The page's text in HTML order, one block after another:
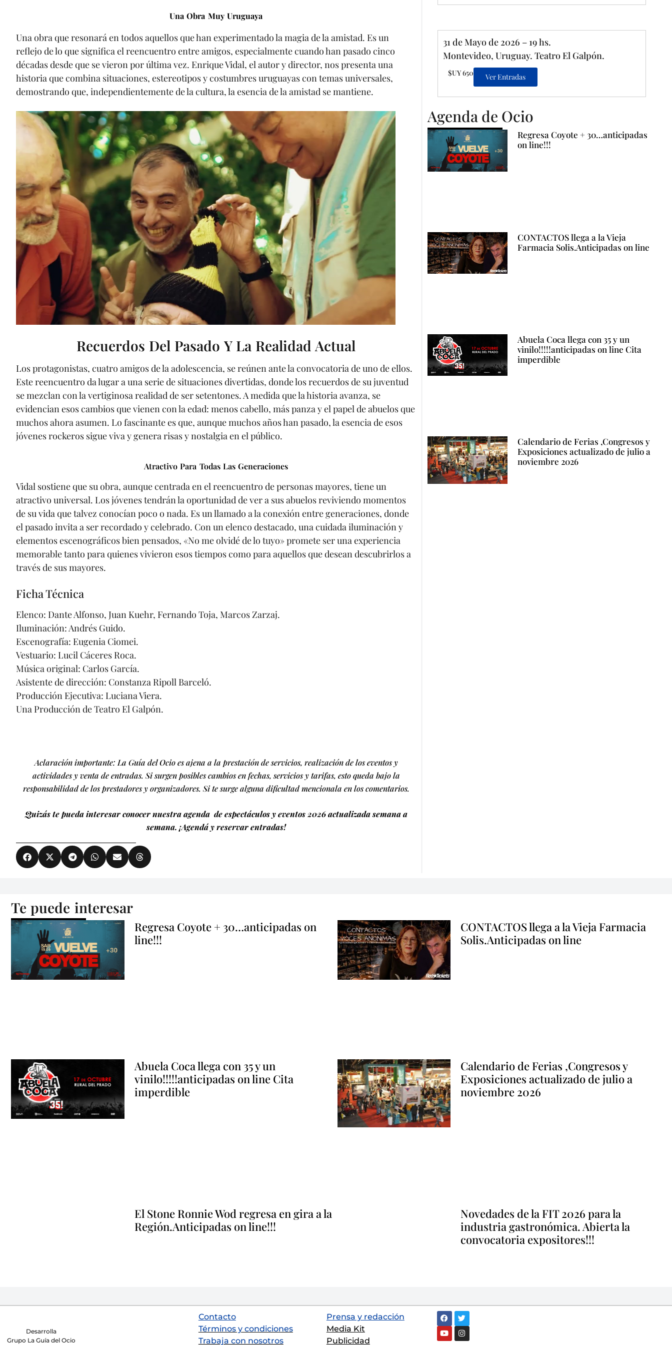
Una Obra Muy Uruguaya
Una obra que resonará en todos aquellos que han experimentado la magia de la amistad. Es un
reflejo de lo que significa el reencuentro entre amigos, especialmente cuando han pasado cinco
décadas desde que se vieron por última vez. Enrique Vidal, el autor y director, nos presenta una
historia que combina situaciones, estereotipos y costumbres uruguayas con temas universales,
demostrando que, independientemente de la cultura, la esencia de la amistad se mantiene.
Recuerdos Del Pasado Y La Realidad Actual
Los protagonistas, cuatro amigos de la adolescencia, se reúnen ante la convocatoria de uno de ellos.
Este reencuentro da lugar a una serie de situaciones divertidas, donde los recuerdos de su juventud
se mezclan con la vertiginosa realidad de ser setentones. A medida que la historia avanza, se
evidencian esos cambios que vienen con la edad: menos cabello, más panza y el papel de abuelos que
muchos ahora asumen. Lo fascinante es que, aunque muchos años han pasado, la esencia de esos
jóvenes rockeros sigue viva y genera risas y nostalgia en el público.
Atractivo Para Todas Las Generaciones
Vidal sostiene que su obra, aunque centrada en el reencuentro de personas mayores, tiene un
atractivo universal. Los jóvenes tendrán la oportunidad de ver a sus abuelos reviviendo momentos
de su vida que talvez conocían poco o nada. Es un llamado a la conexión entre generaciones, donde
el pasado invita a ser recordado y celebrado. Con un elenco destacado, una cuidada iluminación y
elementos escenográficos bien pensados, «No me olvidé de lo tuyo» promete ser una experiencia
memorable tanto para quienes vivieron esos tiempos como para aquellos que desean descubrirlos a
través de sus mayores.
Ficha Técnica
Elenco: Dante Alfonso, Juan Kuehr, Fernando Toja, Marcos Zarzaj.
Iluminación: Andrés Guido.
Escenografía: Eugenia Ciomei.
Vestuario: Lucil Cáceres Roca.
Música original: Carlos García.
Asistente de dirección: Constanza Ripoll Barceló.
Producción Ejecutiva: Luciana Viera.
Una Producción de Teatro El Galpón.
Aclaración importante: La Guía del Ocio es ajena a la prestación de servicios, realización de los eventos y
actividades y venta de entradas. Si surgen posibles cambios en fechas, servicios y tarifas, esto queda bajo la
responsabilidad de los prestadores y organizadores. Si te surge alguna dificultad mencionala en los comentarios.
Quizás te pueda interesar conocer nuestra agenda de espectáculos y eventos 2026 actualizada semana a
semana. ¡Agendá y reservar entradas!
31 de Mayo de 2026 – 19 hs.
Montevideo, Uruguay. Teatro El Galpón.
$UY 650 Ver Entradas
Agenda de Ocio
Regresa Coyote + 30…anticipadas
on line!!!
CONTACTOS llega a la Vieja
Farmacia Solis.Anticipadas on line
Abuela Coca llega con 35 y un
vinilo!!!!!anticipadas on line Cita
imperdible
Calendario de Ferias ,Congresos y
Exposiciones actualizado de julio a
noviembre 2026
Te puede interesar
Regresa Coyote + 30…anticipadas on
line!!!
CONTACTOS llega a la Vieja Farmacia
Solis.Anticipadas on line
Abuela Coca llega con 35 y un
vinilo!!!!!anticipadas on line Cita
imperdible
Calendario de Ferias ,Congresos y
Exposiciones actualizado de julio a
noviembre 2026
El Stone Ronnie Wod regresa en gira a la
Región.Anticipadas on line!!!
Novedades de la FIT 2026 para la
industria gastronómica. Abierta la
convocatoria expositores!!!
Desarrolla
Grupo La Guía del Ocio
Contacto
Términos y condiciones
Trabaja con nosotros
Prensa y redacción
Media Kit
Publicidad